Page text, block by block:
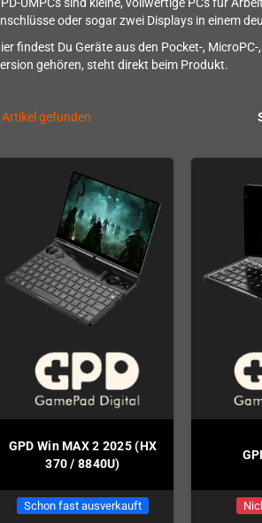
UMPCs sind kleine, vollwertige PCs für
oder sogar zwei Displays in einem
findest Du Geräte aus den Pocket-,
gehören, steht direkt beim Produkt.
gefunden
GPD Win MAX 2 2025 (HX
370 / 8840U)
Schon fast ausverkauft